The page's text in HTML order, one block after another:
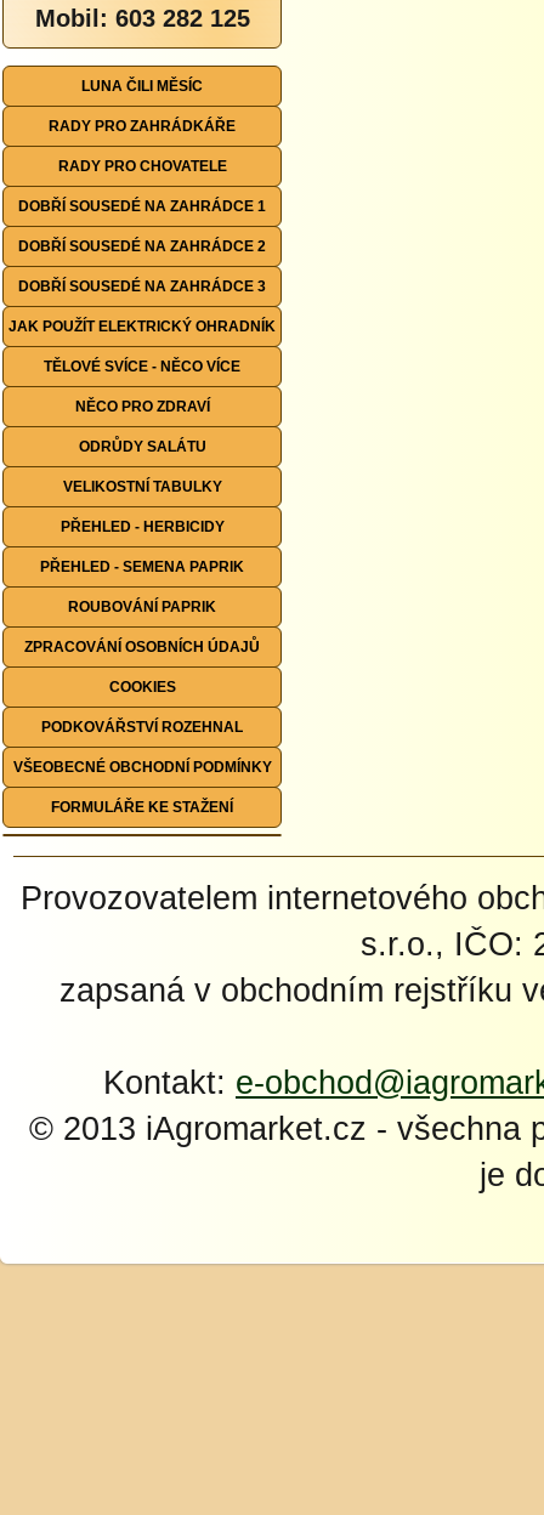
Mobil: 603 282 125
LUNA ČILI MĚSÍC
RADY PRO ZAHRÁDKÁŘE
RADY PRO CHOVATELE
DOBŘÍ SOUSEDÉ NA ZAHRÁDCE 1
DOBŘÍ SOUSEDÉ NA ZAHRÁDCE 2
DOBŘÍ SOUSEDÉ NA ZAHRÁDCE 3
JAK POUŽÍT ELEKTRICKÝ OHRADNÍK
TĚLOVÉ SVÍCE - NĚCO VÍCE
NĚCO PRO ZDRAVÍ
ODRŮDY SALÁTU
VELIKOSTNÍ TABULKY
PŘEHLED - HERBICIDY
PŘEHLED - SEMENA PAPRIK
ROUBOVÁNÍ PAPRIK
ZPRACOVÁNÍ OSOBNÍCH ÚDAJŮ
COOKIES
PODKOVÁŘSTVÍ ROZEHNAL
VŠEOBECNÉ OBCHODNÍ PODMÍNKY
FORMULÁŘE KE STAŽENÍ
Provozovatelem internetového
s.r.o., IČO:
zapsaná v obchodním rejstříku
Kontakt: e-
© 2013 iAgromarket.cz - všechna
je